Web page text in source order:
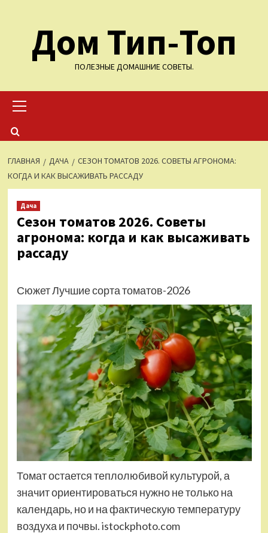
содержимомуДом Тип-Топ
ПОЛЕЗНЫЕ ДОМАШНИЕ СОВЕТЫ.
меню
ГЛАВНАЯ ДАЧА
СЕЗОН ТОМАТОВ 2026. СОВЕТЫ АГРОНОМА:
КОГДА И КАК ВЫСАЖИВАТЬ РАССАДУ
Дача
Сезон томатов 2026. Советы
агронома: когда и как высаживать
рассаду
Сюжет Лучшие сорта томатов-2026
Томат остается теплолюбивой культурой, а
значит ориентироваться нужно не только на
календарь, но и на фактическую температуру
воздуха и почвы. istockphoto.com